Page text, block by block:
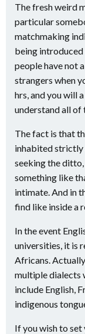
The fresh weird
particular
matchmaking
being
people have not
strangers when
hrs, and you will
understand all of
The fact is that
inhabited strictly
seeking the
something like
intimate. And in
find like inside a
In the event
universities, it is
Africans.
multiple dialects
include English,
indigenous
If you wish to